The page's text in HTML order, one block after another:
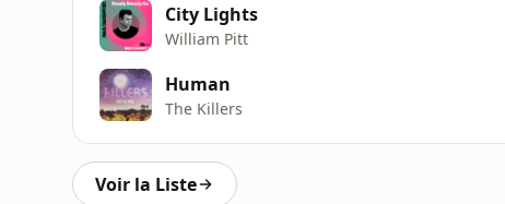
City Lights
William Pitt
Human
The Killers
Voir la Liste